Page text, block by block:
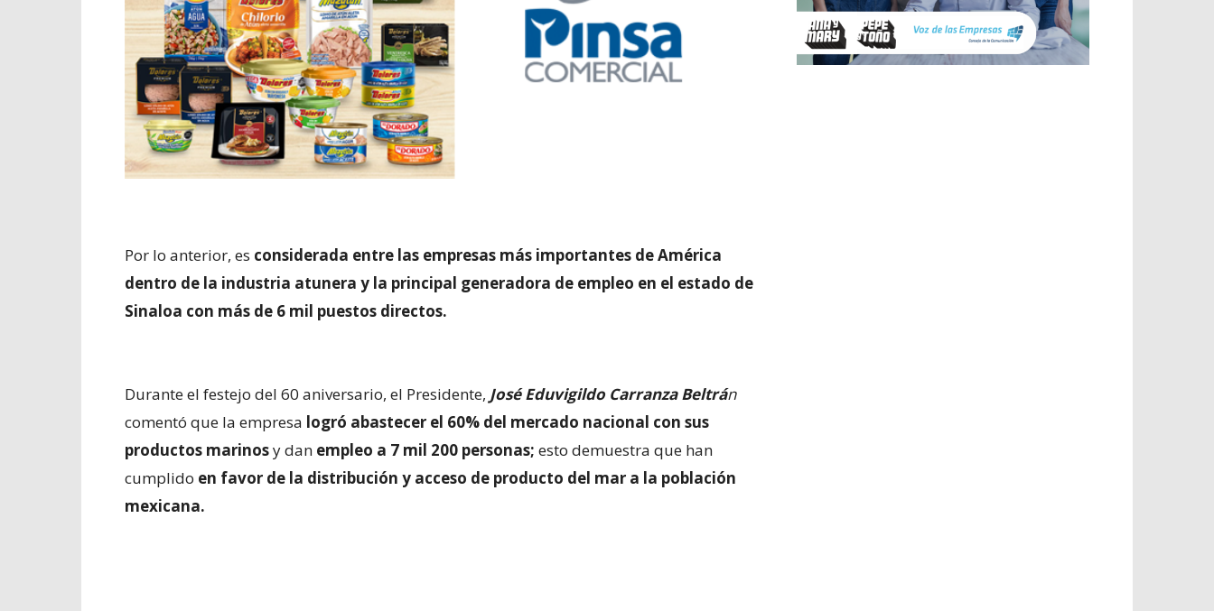
Por lo anterior, es considerada entre las empresas más importantes de América
dentro de la industria atunera y la principal generadora de empleo en el estado de
Sinaloa con más de 6 mil puestos directos.
Durante el festejo del 60 aniversario, el Presidente, José Eduvigildo Carranza Beltrán
comentó que la empresa logró abastecer el 60% del mercado nacional con sus
productos marinosy dan empleo a 7 mil 200 personas; esto demuestra que han
cumplido en favor de la distribución y acceso de producto del mar a la población
mexicana.